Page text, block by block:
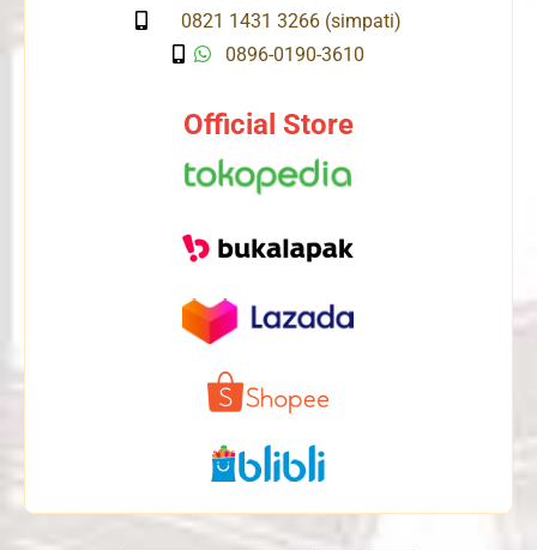
0821 1431 3266 (simpati)
0896-0190-3610
Official Store